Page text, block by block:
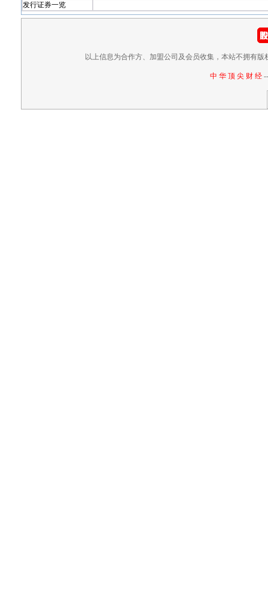
发行证券一览
以上信息为合作方、加盟公司及会员收集，本站不拥有
中 华 顶 尖 财 经